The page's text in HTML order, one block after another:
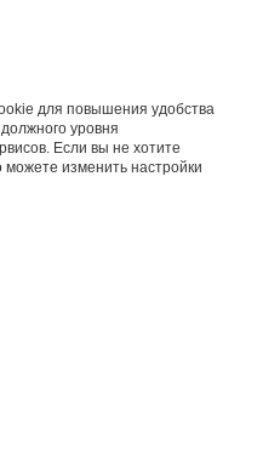
для повышения удобства
уровня
Если вы не хотите
изменить настройки